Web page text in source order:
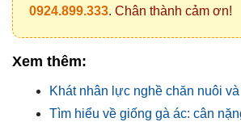
0924.899.333. Chân thành cảm ơn!
Xem thêm:
Khát nhân lực nghề chăn nuôi
Tìm hiểu về giống gà ác: cân